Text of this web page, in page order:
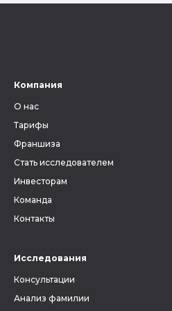
Компания
О нас
Тарифы
Франшиза
Стать исследователем
Инвесторам
Команда
Контакты
Исследования
Консультации
Анализ фамилии